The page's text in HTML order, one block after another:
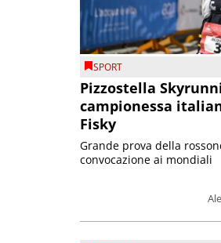
SPORT
Pizzostella
campionessa
Fisky
Grande prova della
convocazione ai mondiali